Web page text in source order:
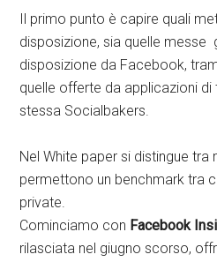
Il primo punto è capire quali
disposizione, sia quelle messe
disposizione da Facebook,
quelle offerte da applicazioni
stessa Socialbakers.
Nel White paper si distingue
permettono un benchmark tra
private.
Cominciamo con Facebook
rilasciata nel giugno scorso,